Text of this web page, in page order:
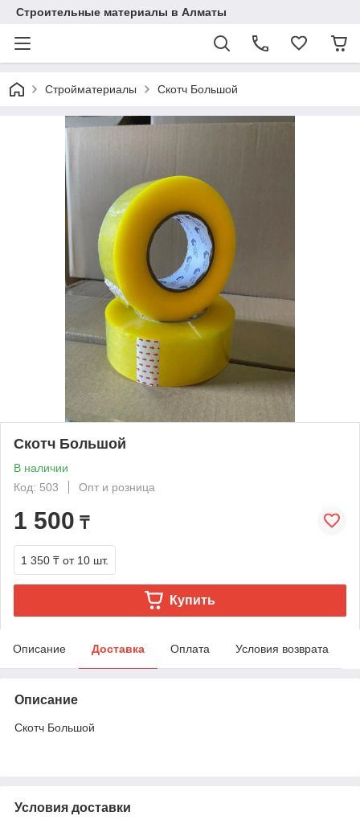
Строительные материалы в Алматы
Стройматериалы Скотч Большой
Скотч Большой
В наличии
Код: 503
Опт и розница
1 500 ₸
1 350 ₸ от 10 шт.
Купить
Описание Доставка Оплата Условия возврата
Описание
Скотч Большой
Условия доставки